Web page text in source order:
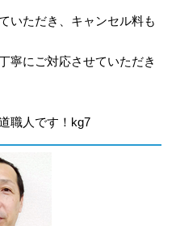
いただき、キャンセル料も
寧にご対応させていただき
職人です！kg7